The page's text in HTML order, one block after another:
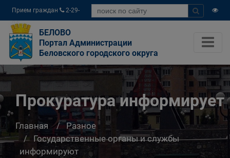
Прием граждан
2-29-
04
БЕЛОВО
Портал Администрации
Беловского городского округа
Прокуратура информирует
Главная
Разное
Государственные органы и службы
информируют